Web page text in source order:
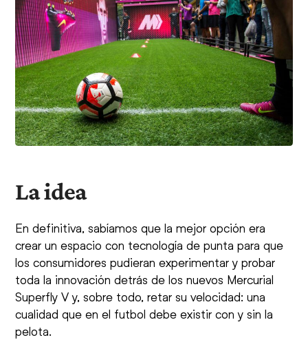
La idea
En definitiva, sabíamos que la mejor opción era
crear un espacio con tecnología de punta para que
los consumidores pudieran experimentar y probar
toda la innovación detrás de los nuevos Mercurial
Superfly V y, sobre todo, retar su velocidad: una
cualidad que en el futbol debe existir con y sin la
pelota.